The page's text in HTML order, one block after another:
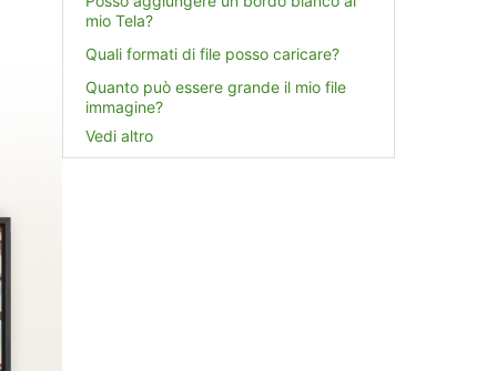
mio Tela?
Quali formati di file posso caricare?
Quanto può essere grande il mio file
immagine?
Vedi altro